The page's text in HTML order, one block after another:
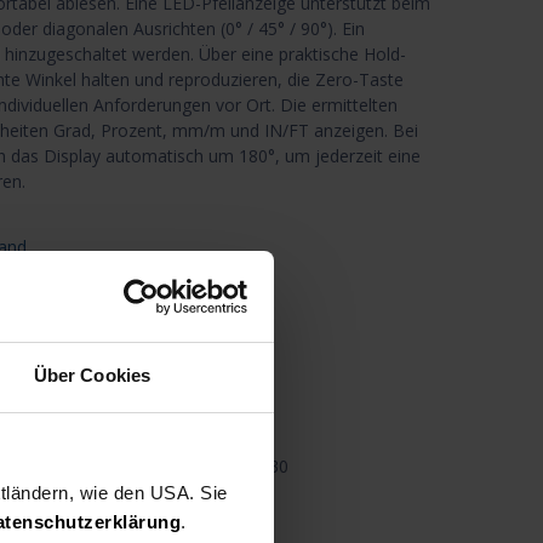
Über Cookies
wie den USA. Sie
.
diagonalen Ausrichten (0° / 45° / 90°). Ein
werden. Über eine praktische Hold-
Winkel halten und reproduzieren, die Zero-Taste
Anforderungen vor Ort. Die ermittelten
Grad, Prozent, mm/m und IN/FT anzeigen. Bei
das Display automatisch um 180°, um jederzeit eine
in den Warenkorb
Teilen
4830